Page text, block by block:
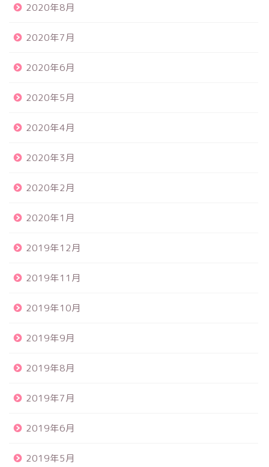
2020年8月
2020年7月
2020年6月
2020年5月
2020年4月
2020年3月
2020年2月
2020年1月
2019年12月
2019年11月
2019年10月
2019年9月
2019年8月
2019年7月
2019年6月
2019年5月